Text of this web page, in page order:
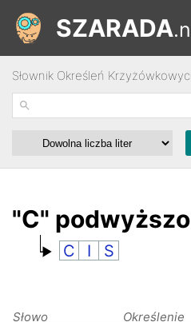
SZARADA
Słownik Określeń
"C"
C I S
Słowo Określenie